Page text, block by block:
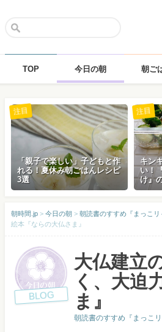
TOP 今日の朝 朝ご
「親子で楽しい」子どもと作
れる！夏休み朝ごはんレシピ
3選
注目
キン
い！
け』
注目
朝時間.jp > 今日の朝 > 朝読書のすすめ『まっこリ
絵本『ならの大仏さま』
BLOG
大仏建立
く、大迫
ま』
朝読書のすすめ『まっこ